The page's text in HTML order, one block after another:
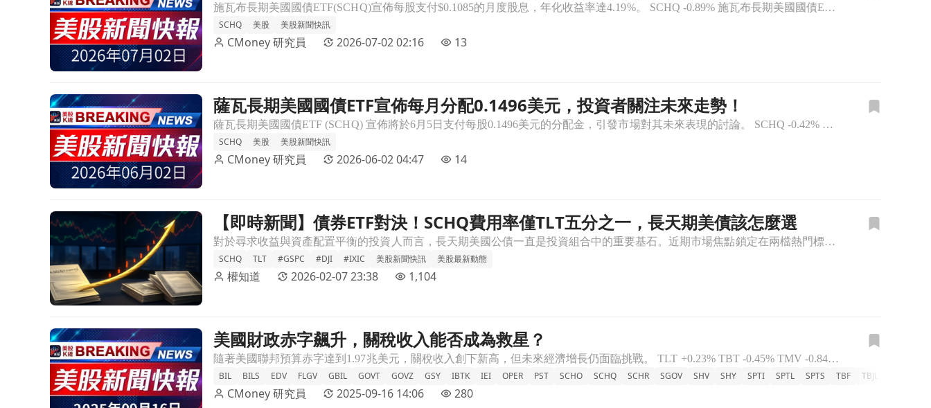
施瓦布長期美國國債ETF(SCHQ)宣佈每股支付$0.1085的月度股息，年化收益率達4.19%。 SCHQ -0.89% 施瓦布長期美國國債ETF(SCHQ)近日宣佈將於7月8日支付每股$0.108
SCHQ
美股 美股新聞快訊
CMoney 研究員 2026-07-02 02:16 13
前往薩瓦長期美國國債ETF宣佈每月分配0.1496美元，投資者關注未來走勢！文章頁
薩瓦長期美國國債ETF宣佈每月分配0.1496美元，投資者關注未來走勢！
薩瓦長期美國國債ETF (SCHQ) 宣佈將於6月5日支付每股0.1496美元的分配金，引發市場對其未來表現的討論。 SCHQ -0.42% 薩瓦長期美國國債ETF(SCHQ)近日公告，將在6月5日向
SCHQ
美股 美股新聞快訊
CMoney 研究員 2026-06-02 04:47 14
前往【即時新聞】債券ETF對決！SCHQ費用率僅TLT五分之一，長天期美債該怎麼選文章頁
【即時新聞】債券ETF對決！SCHQ費用率僅TLT五分之一，長天期美債該怎麼選
對於尋求收益與資產配置平衡的投資人而言，長天期美國公債一直是投資組合中的重要基石。近期市場焦點鎖定在兩檔熱門標的：Schwab Long-Term U.S. Treasury ETF(SCHQ) 與
SCHQ
TLT #GSPC #DJI #IXIC 美股新聞快訊 美股最新動態
權知道 2026-02-07 23:38 1,104
前往美國財政赤字飆升，關稅收入能否成為救星？文章頁美國財政赤字飆升，關稅收入能否成為救星？
隨著美國聯邦預算赤字達到1.97兆美元，關稅收入創下新高，但未來經濟增長仍面臨挑戰。 TLT +0.23% TBT -0.45% TMV -0.84% TBF -0.25% TTT -0.64% SH
BIL
BILS EDV FLGV GBIL GOVT GOVZ GSY IBTK IEI OPER PST SCHO SCHQ SCHR SGOV SHV SHY SPTI SPTL SPTS TBF TBJL
CMoney 研究員 2025-09-16 14:06 280